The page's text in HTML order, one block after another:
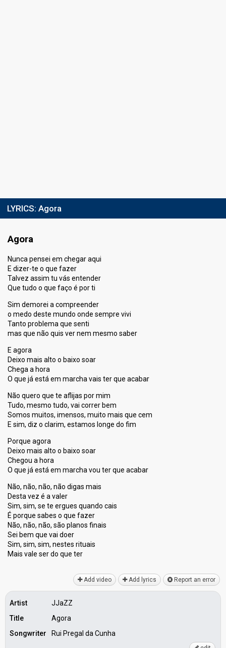
LYRICS: Agora
Agora
Nunca pensei em chegar aqui
E dizer-te o que fazer
Talvez assim tu vás entender
Que tudo o que faço é por ti
Sim demorei a compreender
o medo deste mundo onde sempre vivi
Tanto problema que senti
mas que não quis ver nem mesmo saber
E agora
Deixo mais alto o baixo soar
Chega a hora
O que já está em marcha vais ter que acabar
Não quero que te aflijas por mim
Tudo, mesmo tudo, vai correr bem
Somos muitos, imensos, muito mais que cem
E sim, diz o clarim, estamos longe do fim
Porque agora
Deixo mais alto o baixo soar
Chegou a hora
O que já está em marcha vou ter que acabar
Não, não, não, não digas mais
Desta vez é a valer
Sim, sim, se te ergues quando cais
É porque sabes o que fazer
Não, não, não, são planos finais
Sei bem que vai doer
Sim, sim, sim, nestes rituais
Mais vаle ѕer do que ter
Add video Add lyrics Report an error
Artist
JJaZZ
Title
Agora
Songwriter
Rui Pregal da Cunha